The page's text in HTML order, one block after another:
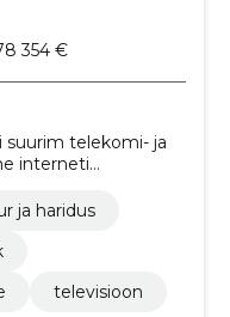
354 €
suurim telekomi- ja
interneti
ja haridus
televisioon